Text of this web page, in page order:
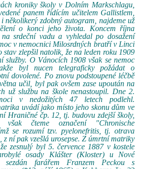
kroniky školy v Dolním Markschlagu,
panem řídícím učitelem Gallistlem,
několikerý zdobný autogram, najdeme už
o konci jeho života. Koncem října
srdeční vadu a vyhledal po dosažení
v nemocnici Milosrdných bratří v Linci
stav zlepšil natolik, že na leden roku 1909
služby. O Vánocích 1908 však se nemoc
byl nucen telegraficky požádat o
dovolené. Po znovu podstoupené léčbě
učil, byl pak ovšem zase upoután na
už službu na škole nenastoupil. Dne 2.
v nedožitých 47 letech podlehl.
uvádí jako místo jeho skonu dům ve
Hraničné čp. 12, tj. budovu zdejší školy,
čteme označení "Chronische
se rozumí tzv. pyelonefritis, tj. otrava
z ní pak vzešlá urosepse. Z úmrtní matriky
zesnulý byl 5. července 1887 v kostele
osady Klášter (Kloster) u Nové
sezdán farářem Franzem Peckou s